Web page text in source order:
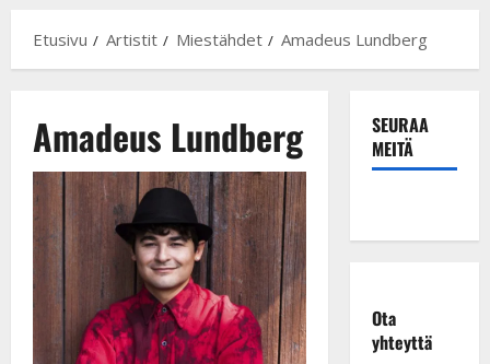
Etusivu Artistit Miestähdet Amadeus Lundberg
Amadeus Lundberg
SEURAA
MEITÄ
Ota
yhteyttä